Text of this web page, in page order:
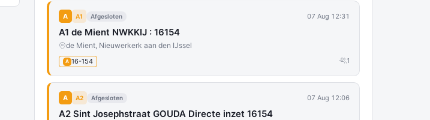
A A1 Afgesloten 07 Aug 12:31
A1 de Mient NWKKIJ : 16154
de Mient, Nieuwerkerk aan den IJssel
A 16-154 1
A A2 Afgesloten 07 Aug 12:06
A2 Sint Josephstraat GOUDA Directe inzet 16154